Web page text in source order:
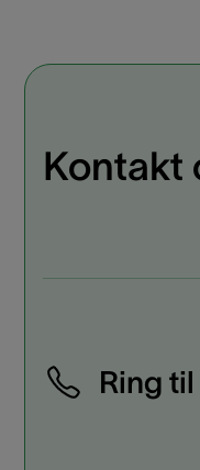
Kontakt
Ring